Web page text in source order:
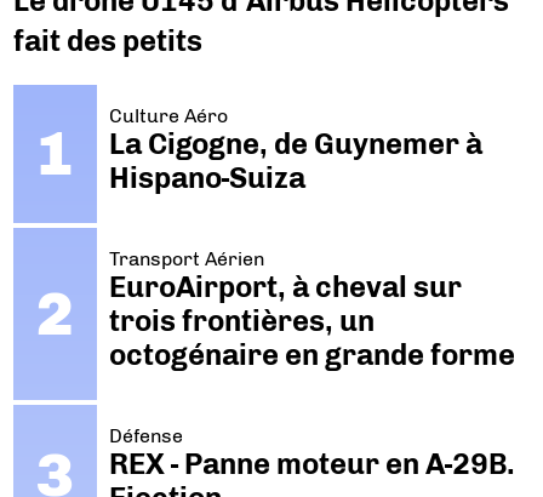
fait des petits
Culture Aéro
La Cigogne, de Guynemer à
Hispano-Suiza
Transport Aérien
EuroAirport, à cheval sur
trois frontières, un
octogénaire en grande forme
Défense
REX - Panne moteur en A-29B.